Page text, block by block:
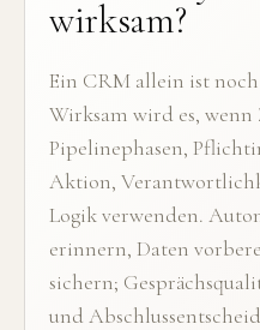
wirksam?
Ein CRM allein ist
Wirksam wird es,
Pipelinephasen,
Aktion,
Logik verwenden.
erinnern, Daten
sichern;
und